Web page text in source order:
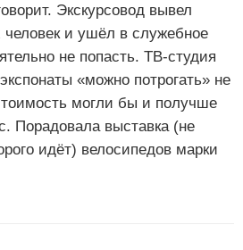
Экскурсовод вывел
человек и ушёл в служебное
не попасть. ТВ-студия
«можно потрогать» не
могли бы и получше
Порадовала выставка (не
идёт) велосипедов марки